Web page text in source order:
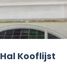
Hal Kooflijst